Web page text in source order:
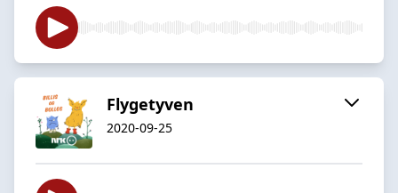
Flygetyven
2020-09-25